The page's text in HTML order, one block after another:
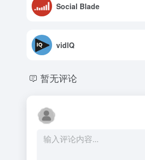
Social Blade
vidlQ
暂无评论